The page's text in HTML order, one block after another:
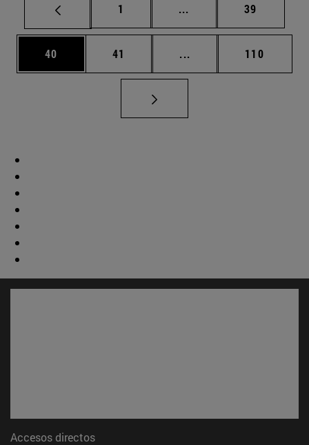
Página
1 ... Páginas intermedias
Página
39
Página
40 Página
41 ... Páginas intermedias
Página
110
Accesos directos